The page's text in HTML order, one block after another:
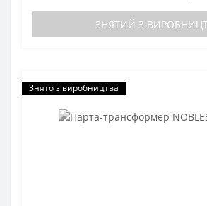
ЗНЯТИЙ З
Знято з виробництва